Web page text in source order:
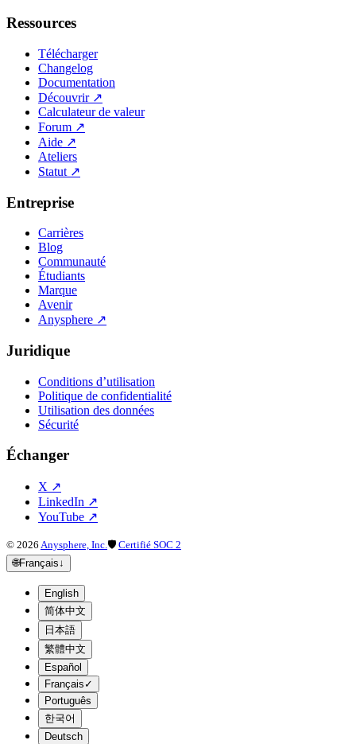
Ressources
Télécharger
Changelog
Documentation
Découvrir↗
Calculateur de valeur
Forum ↗
Aide ↗
Ateliers
Statut ↗
Entreprise
Carrières
Blog
Communauté
Étudiants
Marque
Avenir
Anysphere ↗
Juridique
Conditions d’utilisation
Politique de confidentialité
Utilisation des données
Sécurité
Échanger
X ↗
LinkedIn ↗
YouTube ↗
© 2026 Anysphere, Inc.🛡 Certifié SOC 2
🌐Français↓
English
简体中文
日本語
繁體中文
Español
Français ✓
Português
한국어
Deutsch